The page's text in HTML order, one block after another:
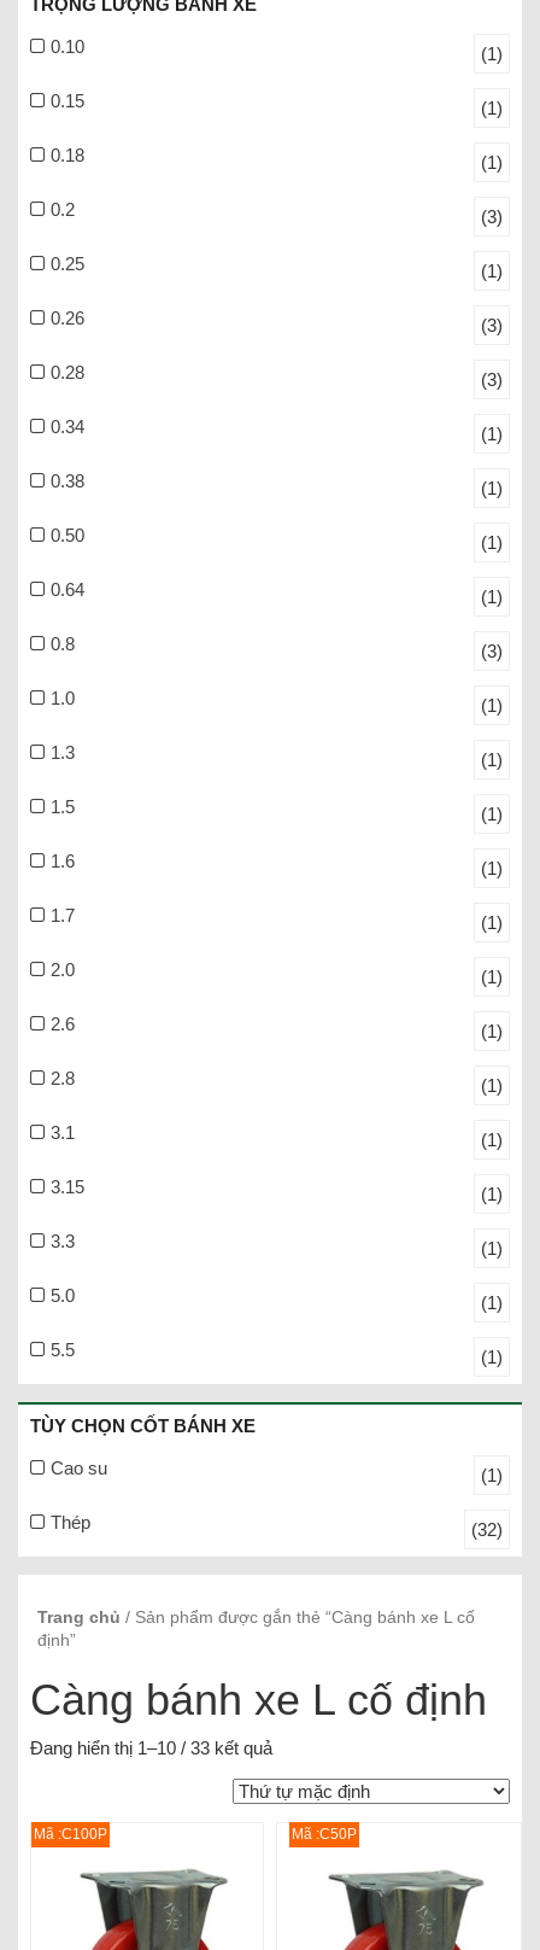
TRỌNG LƯỢNG BÁNH XE
0.10 (1)
0.15 (1)
0.18 (1)
0.2 (3)
0.25 (1)
0.26 (3)
0.28 (3)
0.34 (1)
0.38 (1)
0.50 (1)
0.64 (1)
0.8 (3)
1.0 (1)
1.3 (1)
1.5 (1)
1.6 (1)
1.7 (1)
2.0 (1)
2.6 (1)
2.8 (1)
3.1 (1)
3.15 (1)
3.3 (1)
5.0 (1)
5.5 (1)
TÙY CHỌN CỐT BÁNH XE
Cao su (1)
Thép (32)
Trang chủ / Sản phẩm được gắn thẻ “Càng bánh xe L cố
định”
Càng bánh xe L cố định
Đang hiển thị 1–10 / 33 kết quả
Mã :C100P Mã :C50P